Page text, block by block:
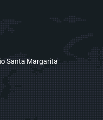
Santa Margarita